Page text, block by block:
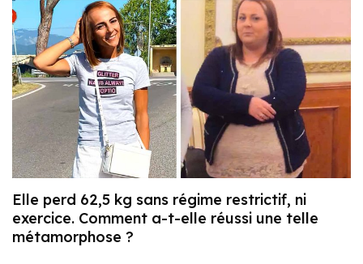
Elle perd 62,5 kg sans régime restrictif, ni
exercice. Comment a-t-elle réussi une telle
métamorphose ?